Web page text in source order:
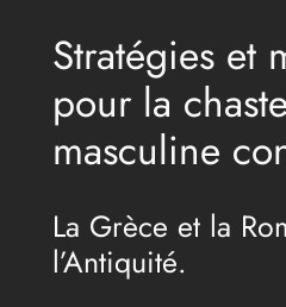
Stratégies et
pour la
masculine
La Grèce et la
l’Antiquité.